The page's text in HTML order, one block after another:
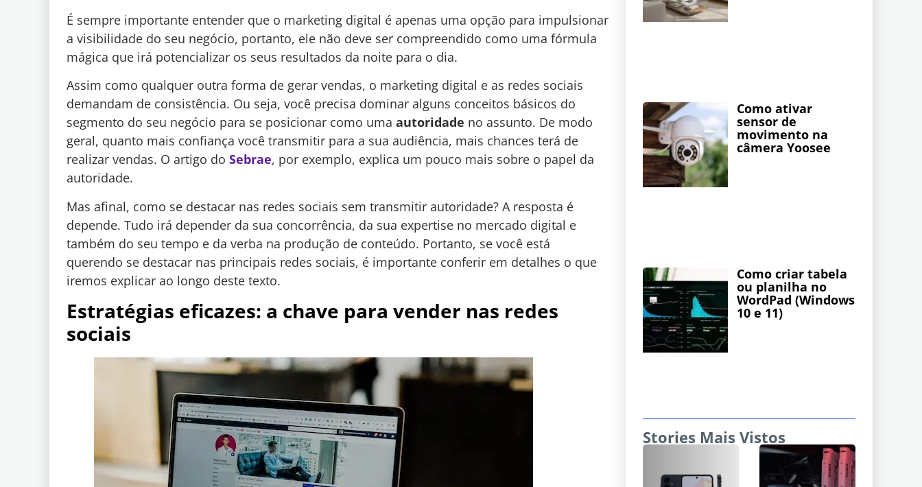
É sempre importante entender que o marketing digital é apenas uma opção para impulsionar
a visibilidade do seu negócio, portanto, ele não deve ser compreendido como uma fórmula
mágica que irá potencializar os seus resultados da noite para o dia.
Assim como qualquer outra forma de gerar vendas, o marketing digital e as redes sociais
demandam de consistência. Ou seja, você precisa dominar alguns conceitos básicos do
segmento do seu negócio para se posicionar como uma autoridade no assunto. De modo
geral, quanto mais confiança você transmitir para a sua audiência, mais chances terá de
realizar vendas. O artigo do Sebrae, por exemplo, explica um pouco mais sobre o papel da
autoridade.
Mas afinal, como se destacar nas redes sociais sem transmitir autoridade? A resposta é
depende. Tudo irá depender da sua concorrência, da sua expertise no mercado digital e
também do seu tempo e da verba na produção de conteúdo. Portanto, se você está
querendo se destacar nas principais redes sociais, é importante conferir em detalhes o que
iremos explicar ao longo deste texto.
Estratégias eficazes: a chave para vender nas redes
sociais
Como ativar
sensor de
movimento na
câmera Yoosee
Como criar tabela
ou planilha no
WordPad (Windows
10 e 11)
Stories Mais Vistos